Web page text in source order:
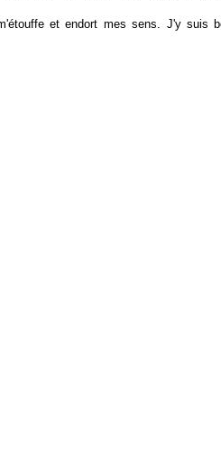
et endort mes sens. J'y suis